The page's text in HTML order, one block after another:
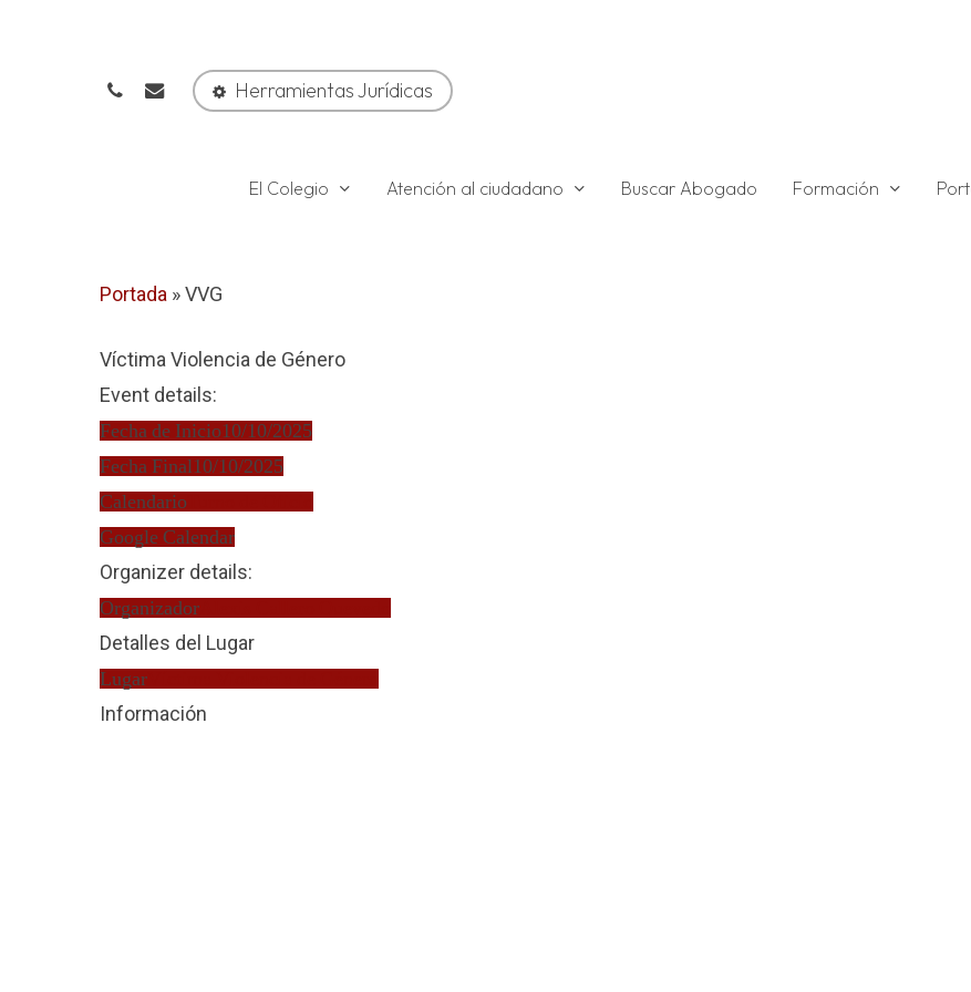
phoneemail Herramientas Jurídicas
El Colegio Atención al ciudadano Buscar Abogado Formación
Portada »VVG
Víctima Violencia de Género
Event details:
Fecha de Inicio10/10/2025
Fecha Final 10/10/2025
Calendario
Google Calendar
Organizer details:
Organizador
Detalles del Lugar
Lugar
Información